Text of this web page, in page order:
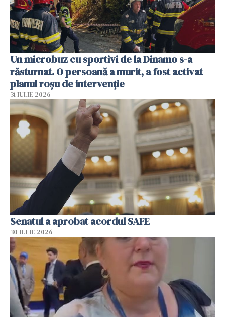
Un microbuz cu sportivi de la Dinamo s-a
răsturnat. O persoană a murit, a fost activat
planul roșu de intervenție
31 IULIE 2026
Senatul a aprobat acordul SAFE
30 IULIE 2026